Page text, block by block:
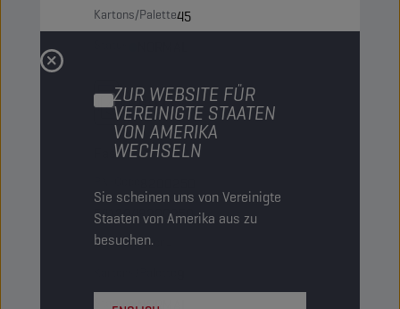
ZUR WEBSITE FÜR
VEREINIGTE STAATEN
VON AMERIKA
WECHSELN
Sie scheinen uns von Vereinigte
Staaten von Amerika aus zu
besuchen.
Kartons/Palette45
60 LT
Fass
5413048200250
Artikel/Karton
Status NORMAL